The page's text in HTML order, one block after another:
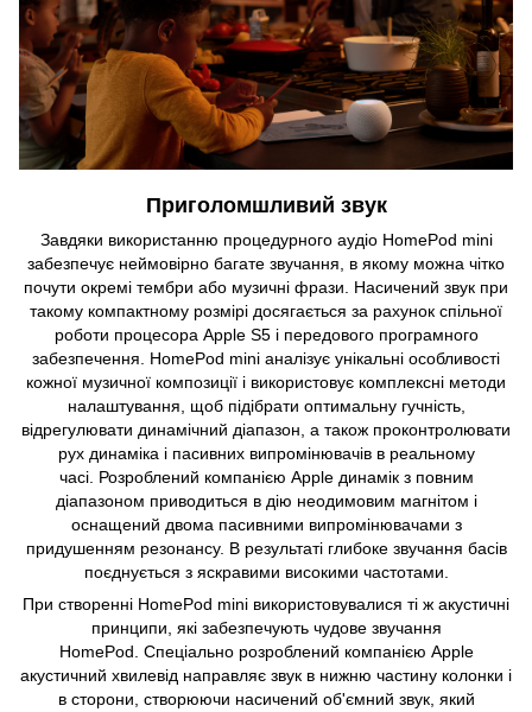
Приголомшливий звук
Завдяки використанню процедурного аудіо HomePod mini
забезпечує неймовірно багате звучання, в якому можна чітко
почути окремі тембри або музичні фрази. Насичений звук при
такому компактному розмірі досягається за рахунок спільної
роботи процесора Apple S5 і передового програмного
забезпечення. HomePod mini аналізує унікальні особливості
кожної музичної композиції і використовує комплексні методи
налаштування, щоб підібрати оптимальну гучність,
відрегулювати динамічний діапазон, а також проконтролювати
рух динаміка і пасивних випромінювачів в реальному
часі. Розроблений компанією Apple динамік з повним
діапазоном приводиться в дію неодимовим магнітом і
оснащений двома пасивними випромінювачами з
придушенням резонансу. В результаті глибоке звучання басів
поєднується з яскравими високими частотами.
При створенні HomePod mini використовувалися ті ж акустичні
принципи, які забезпечують чудове звучання
HomePod. Спеціально розроблений компанією Apple
акустичний хвилевід направляє звук в нижню частину колонки і
в сторони, створюючи насичений об'ємний звук, який